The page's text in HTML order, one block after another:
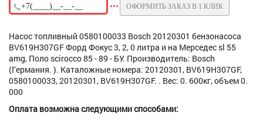
ОФОРМИТЬ ЗАКАЗ В 1 КЛИК
Насос топливный 0580100033 Bosch 20120301 бензонасоса
BV619H307GF Форд Фокус 3, 2, 0 литра и на Мерседес sl 55
amg, Поло scirocco 85 - 89 - БУ. Производитель: Bosch
(Германия. ). Каталожные номера: 20120301, BV619H307GF,
0580100033, 20120301, BV619H307GF. . Вес: 0. 600кг, объем 0.
000
Оплата возможна следующими способами: